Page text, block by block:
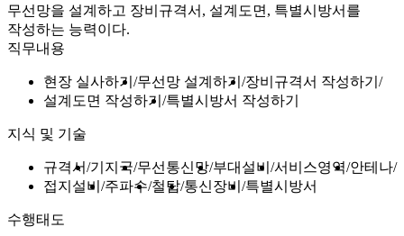
무선망을 설계하고 장비규격서, 설계도면, 특별시방서를
작성하는 능력이다.
직무내용
현장 실사하기 무선망 설계하기
장비규격서 작성하기
설계도면 작성하기
특별시방서 작성하기
지식 및 기술
규격서 기지국 무선통신망 부대설비 서비스영역 안테나
접지설비
주파수 철탑 통신장비 특별시방서
수행태도